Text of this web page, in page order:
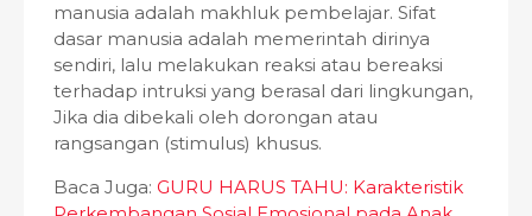
manusia adalah makhluk pembelajar. Sifat
dasar manusia adalah memerintah dirinya
sendiri, lalu melakukan reaksi atau bereaksi
terhadap intruksi yang berasal dari lingkungan,
Jika dia dibekali oleh dorongan atau
rangsangan (stimulus) khusus.
Baca Juga: GURU HARUS TAHU: Karakteristik